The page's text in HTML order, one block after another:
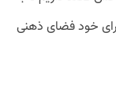
برای خود فضای ذهنی